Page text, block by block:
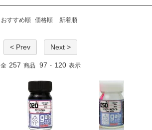
おすすめ順 価格順 新着順
< Prev Next >
全 257 商品 97 - 120 表示